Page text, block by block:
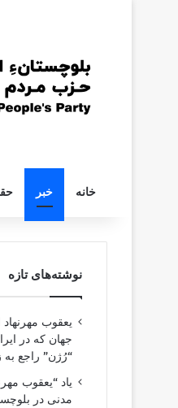
خانه خبر
نوشته‌های تازه
یعقوب
جهان که در
“رُژن” راجع به
یاد “یعقوب
مدنی در